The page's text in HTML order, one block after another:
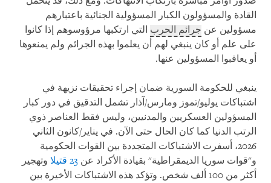
القادة والمسؤولون الكبار المسؤولية الجنائية باعتبارهم
مسؤولين عن جرائم الحرب التي ارتكبها مرؤوسوهم إذا كانوا
على علم أو كان ينبغي لهم أن يعلموا بهذه الجرائم ولم يمنعوها
أو يعاقبوا المسؤولين عنها.
ينبغي للحكومة السورية ضمان إجراء تحقيقات نزيهة في
اشتباكات يوليو/تموز ومارس/آذار تشمل التدقيق في دور كبار
المسؤولين العسكريين والمدنيين، وليس فقط العناصر ذوي
الرتب الدنيا كما كان الحال حتى الآن. في يناير/كانون الثاني
2026، أسفرت الاشتباكات المتجددة بين القوات الحكومية
و"قوات سوريا الديمقراطية" بقيادة الأكراد عن 23 قتيلا
وتهجير
أكثر من 100 ألف شخص. وتؤكد هذه الاشتباكات الأخيرة بين